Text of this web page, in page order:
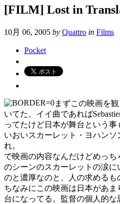
[FILM] Lost in
10月 06, 2005 by Quattro in Films
Pocket
まずこの映画を
いてた。イイ曲であれば
ってたけど日本が舞台という
いおいスカーレット・ヨハンソ
れ。
で映画の内容なんだけどめっ
のシーンのスカーレットの涙
のと濃厚なのと、人の求めるも
ちなみにこの映画は日本があ
台になってる。監督の個人的